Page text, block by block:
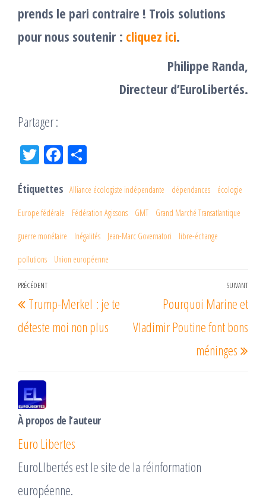
prends le pari contraire ! Trois solutions
pour nous soutenir : cliquez ici.
Philippe Randa,
Directeur d’EuroLibertés.
Partager :
Tw
er
Fac
oo
k
ge
r
Étiquettes Alliance écologiste indépendante dépendances écologie
Europe fédérale Fédération Agissons GMT Grand Marché Transatlantique
guerre monétaire Inégalités Jean-Marc Governatori libre-échange
pollutions Union européenne
Navigation
de
l’article
Article
précédent
PRÉCÉDENT
Trump-Merkel : je te
déteste moi non plus
SUIVANT
Pourquoi Marine et
Vladimir Poutine font bons
méninges
À propos de l’auteur
Euro Libertes
EuroLIbertés est le site de la réinformation
européenne.